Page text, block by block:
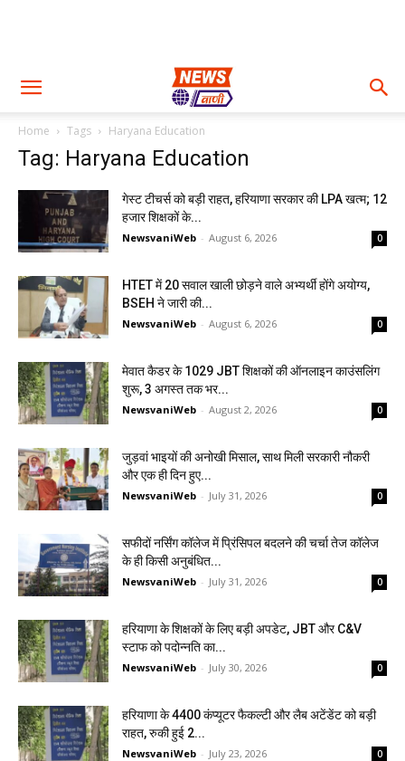
Home Tags Haryana Education
Tag: Haryana Education
गेस्ट टीचर्स को बड़ी राहत, हरियाणा सरकार की LPA खत्म; 12
हजार शिक्षकों के...
NewsvaniWeb - August 6, 2026 0
HTET में 20 सवाल खाली छोड़ने वाले अभ्यर्थी होंगे अयोग्य,
BSEH ने जारी की...
NewsvaniWeb - August 6, 2026 0
मेवात कैडर के 1029 JBT शिक्षकों की ऑनलाइन काउंसलिंग
शुरू, 3 अगस्त तक भर...
NewsvaniWeb - August 2, 2026 0
जुड़वां भाइयों की अनोखी मिसाल, साथ मिली सरकारी नौकरी
और एक ही दिन हुए...
NewsvaniWeb - July 31, 2026 0
सफीदों नर्सिंग कॉलेज में प्रिंसिपल बदलने की चर्चा तेज कॉलेज
के ही किसी अनुबंधित...
NewsvaniWeb - July 31, 2026 0
हरियाणा के शिक्षकों के लिए बड़ी अपडेट, JBT और C&V
स्टाफ को पदोन्नति का...
NewsvaniWeb - July 30, 2026 0
हरियाणा के 4400 कंप्यूटर फैकल्टी और लैब अटेंडेंट को बड़ी
राहत, रुकी हुई 2...
NewsvaniWeb - July 23, 2026 0